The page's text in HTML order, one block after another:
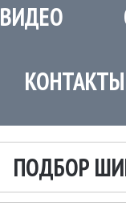
ВИДЕО
КОНТАКТЫ
ПОДБОР